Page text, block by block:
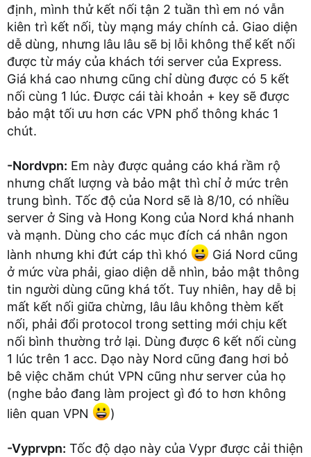
định, mình thử kết nối tận 2 tuần thì em nó vẫn
kiên trì kết nối, tùy mạng máy chính cả. Giao diện
dễ dùng, nhưng lâu lâu sẽ bị lỗi không thể kết nối
được từ máy của khách tới server của Express.
Giá khá cao nhưng cũng chỉ dùng được có 5 kết
nối cùng 1 lúc. Được cái tài khoản + key sẽ được
bảo mật tối ưu hơn các VPN phổ thông khác 1
chút.
-Nordvpn: Em này được quảng cáo khá rầm rộ
nhưng chất lượng và bảo mật thì chỉ ở mức trên
trung bình. Tốc độ của Nord sẽ là 8/10, có nhiều
server ở Sing và Hong Kong của Nord khá nhanh
và mạnh. Dùng cho các mục đích cá nhân ngon
lành nhưng khi đứt cáp thì khó
Giá Nord cũng
ở mức vừa phải, giao diện dễ nhìn, bảo mật thông
tin người dùng cũng khá tốt. Tuy nhiên, hay dễ bị
mất kết nối giữa chừng, lâu lâu không thèm kết
nối, phải đổi protocol trong setting mới chịu kết
nối bình thường trở lại. Dùng được 6 kết nối cùng
1 lúc trên 1 acc. Dạo này Nord cũng đang hơi bỏ
bê việc chăm chút VPN cũng như server của họ
(nghe bảo đang làm project gì đó to hơn không
liên quan VPN
)
-Vyprvpn: Tốc độ dạo này của Vypr được cải thiện